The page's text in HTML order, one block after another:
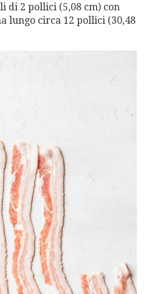
di 2 pollici (5,08 cm) con
lungo circa 12 pollici (30,48